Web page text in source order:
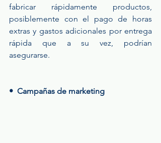
fabricar rápidamente productos,
posiblemente con el pago de horas
extras y gastos adicionales por entrega
rápida que a su vez, podrían
asegurarse.
•  Campañas de marketing